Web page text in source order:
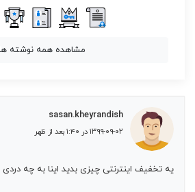
مشاهده همه نوشته
sasan.kheyrandish
۱۳۹۹-۰۹-۰۲ در ۱:۴۰ بعد از ظهر
یه تخفیف اینترنتی چیزی بدید اینا به چه دردی